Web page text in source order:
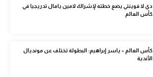
دي لا فوينتي يضع خطته لإشراك لامين يامال تدريجيا في
كأس العالم
كأس العالم – ياسر إبراهيم: البطولة تختلف عن مونديال
الأندية